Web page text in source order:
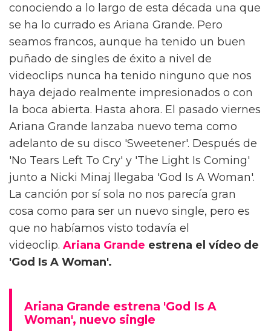
conociendo a lo largo de esta década una que
se ha lo currado es Ariana Grande. Pero
seamos francos, aunque ha tenido un buen
puñado de singles de éxito a nivel de
videoclips nunca ha tenido ninguno que nos
haya dejado realmente impresionados o con
la boca abierta. Hasta ahora. El pasado viernes
Ariana Grande lanzaba nuevo tema como
adelanto de su disco 'Sweetener'. Después de
'No Tears Left To Cry' y 'The Light Is Coming'
junto a Nicki Minaj llegaba 'God Is A Woman'.
La canción por sí sola no nos parecía gran
cosa como para ser un nuevo single, pero es
que no habíamos visto todavía el
videoclip. Ariana Grande estrena el vídeo de
'God Is A Woman'.
Ariana Grande estrena 'God Is A
Woman', nuevo single